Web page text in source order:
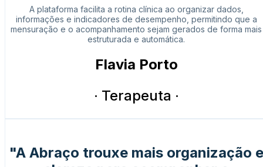
A plataforma facilita a rotina clínica ao organizar dados,
informações e indicadores de desempenho, permitindo que a
mensuração e o acompanhamento sejam gerados de forma mais
estruturada e automática.
Flavia Porto
· Terapeuta ·
"A Abraço trouxe mais organização e